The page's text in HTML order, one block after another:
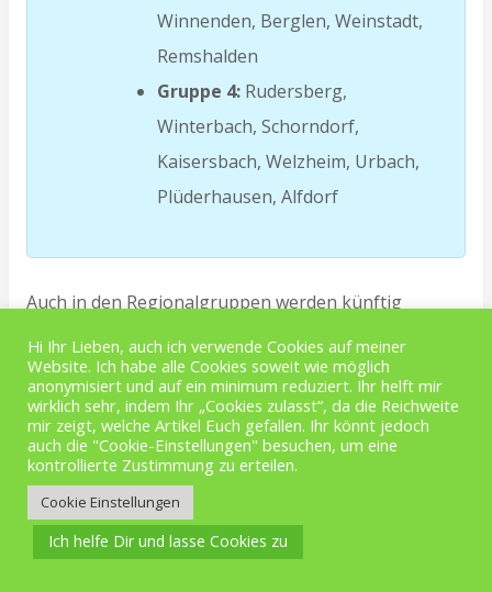
Winnenden, Berglen, Weinstadt,
Remshalden
Gruppe 4: Rudersberg,
Winterbach, Schorndorf,
Kaisersbach, Welzheim, Urbach,
Plüderhausen, Alfdorf
Auch in den Regionalgruppen werden künftig
weiterhin alle Interessensgruppen vertreten sein.
Am Ende der Tätigkeit der Regionalgruppen soll ein
mit allen beteiligten abgestimmter Vorschlag für
Wege stehen, die legal von Mountainbikern benutzt
werden können.
Anschließendes Ziel soll es sein, die zu
Hi Ihr Lieben, auch ich verwende Cookies auf meiner
Website. Ich habe alle Cookies soweit wie möglich
anonymisiert und auf ein minimum reduziert. Ihr helft mir
wirklich sehr, indem Ihr „Cookies zulasst“, da die Reichweite
mir zeigt, welche Artikel Euch gefallen. Ihr könnt jedoch
auch die "Cookie-Einstellungen" besuchen, um eine
kontrollierte Zustimmung zu erteilen.
Cookie Einstellungen
Ich helfe Dir und lasse Cookies zu